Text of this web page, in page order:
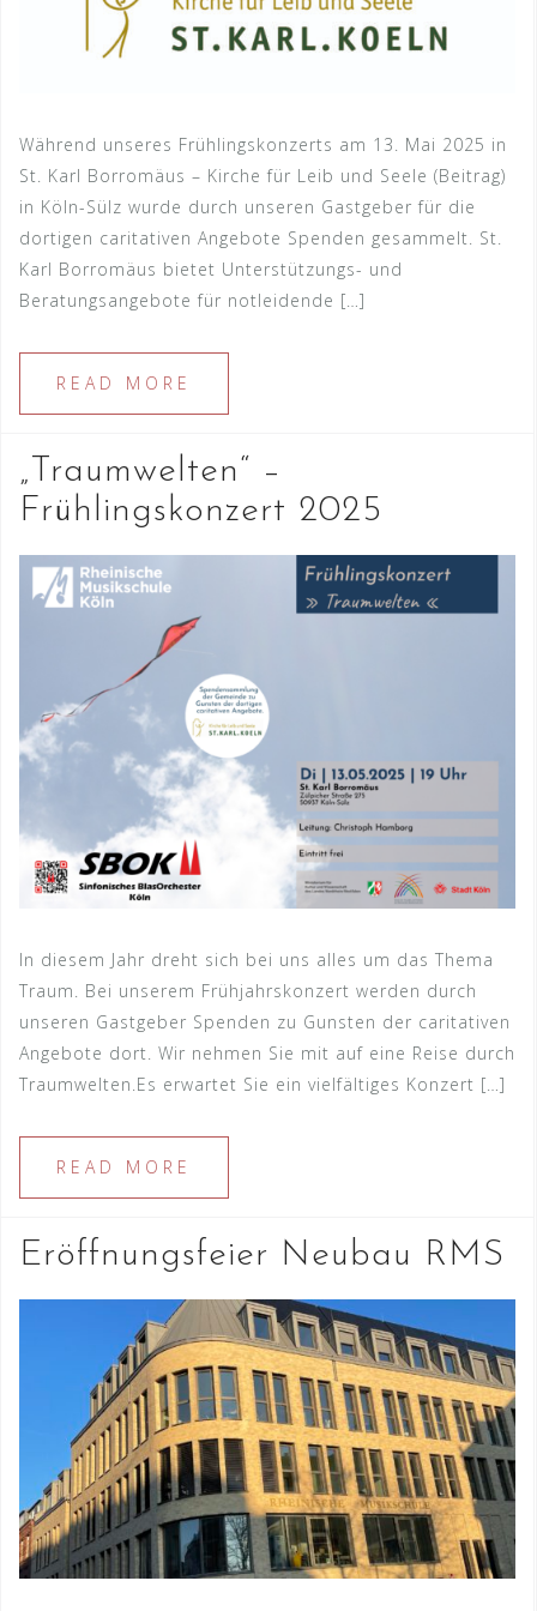
Während unseres Frühlingskonzerts am 13. Mai 2025 in
St. Karl Borromäus – Kirche für Leib und Seele (Beitrag)
in Köln-Sülz wurde durch unseren Gastgeber für die
dortigen caritativen Angebote Spenden gesammelt. St.
Karl Borromäus bietet Unterstützungs- und
Beratungsangebote für notleidende […]
READ MORE
„Traumwelten“ –
Frühlingskonzert 2025
In diesem Jahr dreht sich bei uns alles um das Thema
Traum. Bei unserem Frühjahrskonzert werden durch
unseren Gastgeber Spenden zu Gunsten der caritativen
Angebote dort. Wir nehmen Sie mit auf eine Reise durch
Traumwelten.Es erwartet Sie ein vielfältiges Konzert […]
READ MORE
Eröffnungsfeier Neubau RMS